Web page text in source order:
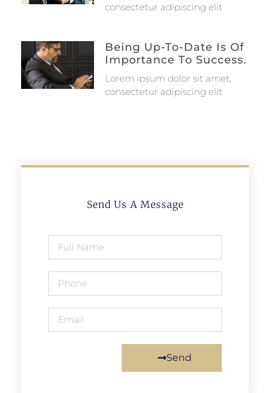
consectetur adipiscing elit
Being Up-To-Date Is Of
Importance To Success.
Lorem ipsum dolor sit amet,
consectetur adipiscing elit
Send Us A Message
Send